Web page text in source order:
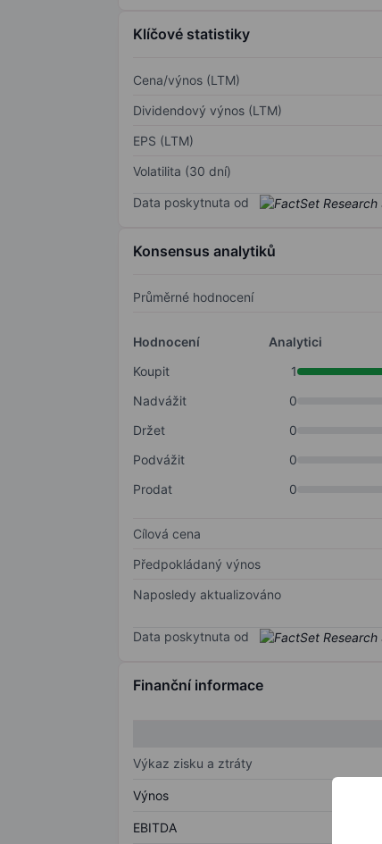
Klíčové statistiky
Cena/výnos (LTM)
Dividendový výnos (LTM)
EPS (LTM)
Volatilita (30 dní)
Data poskytnuta od
Konsensus analytiků
Průměrné hodnocení
Hodnocení
Analytici
Koupit
1
Nadvážit
0
Držet
0
Podvážit
0
Prodat
0
Cílová cena
Předpokládaný výnos
Naposledy aktualizováno
Data poskytnuta od
Finanční informace
Výkaz zisku a ztráty
Výnos
EBITDA